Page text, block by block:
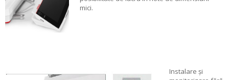
mici.
Instalare și